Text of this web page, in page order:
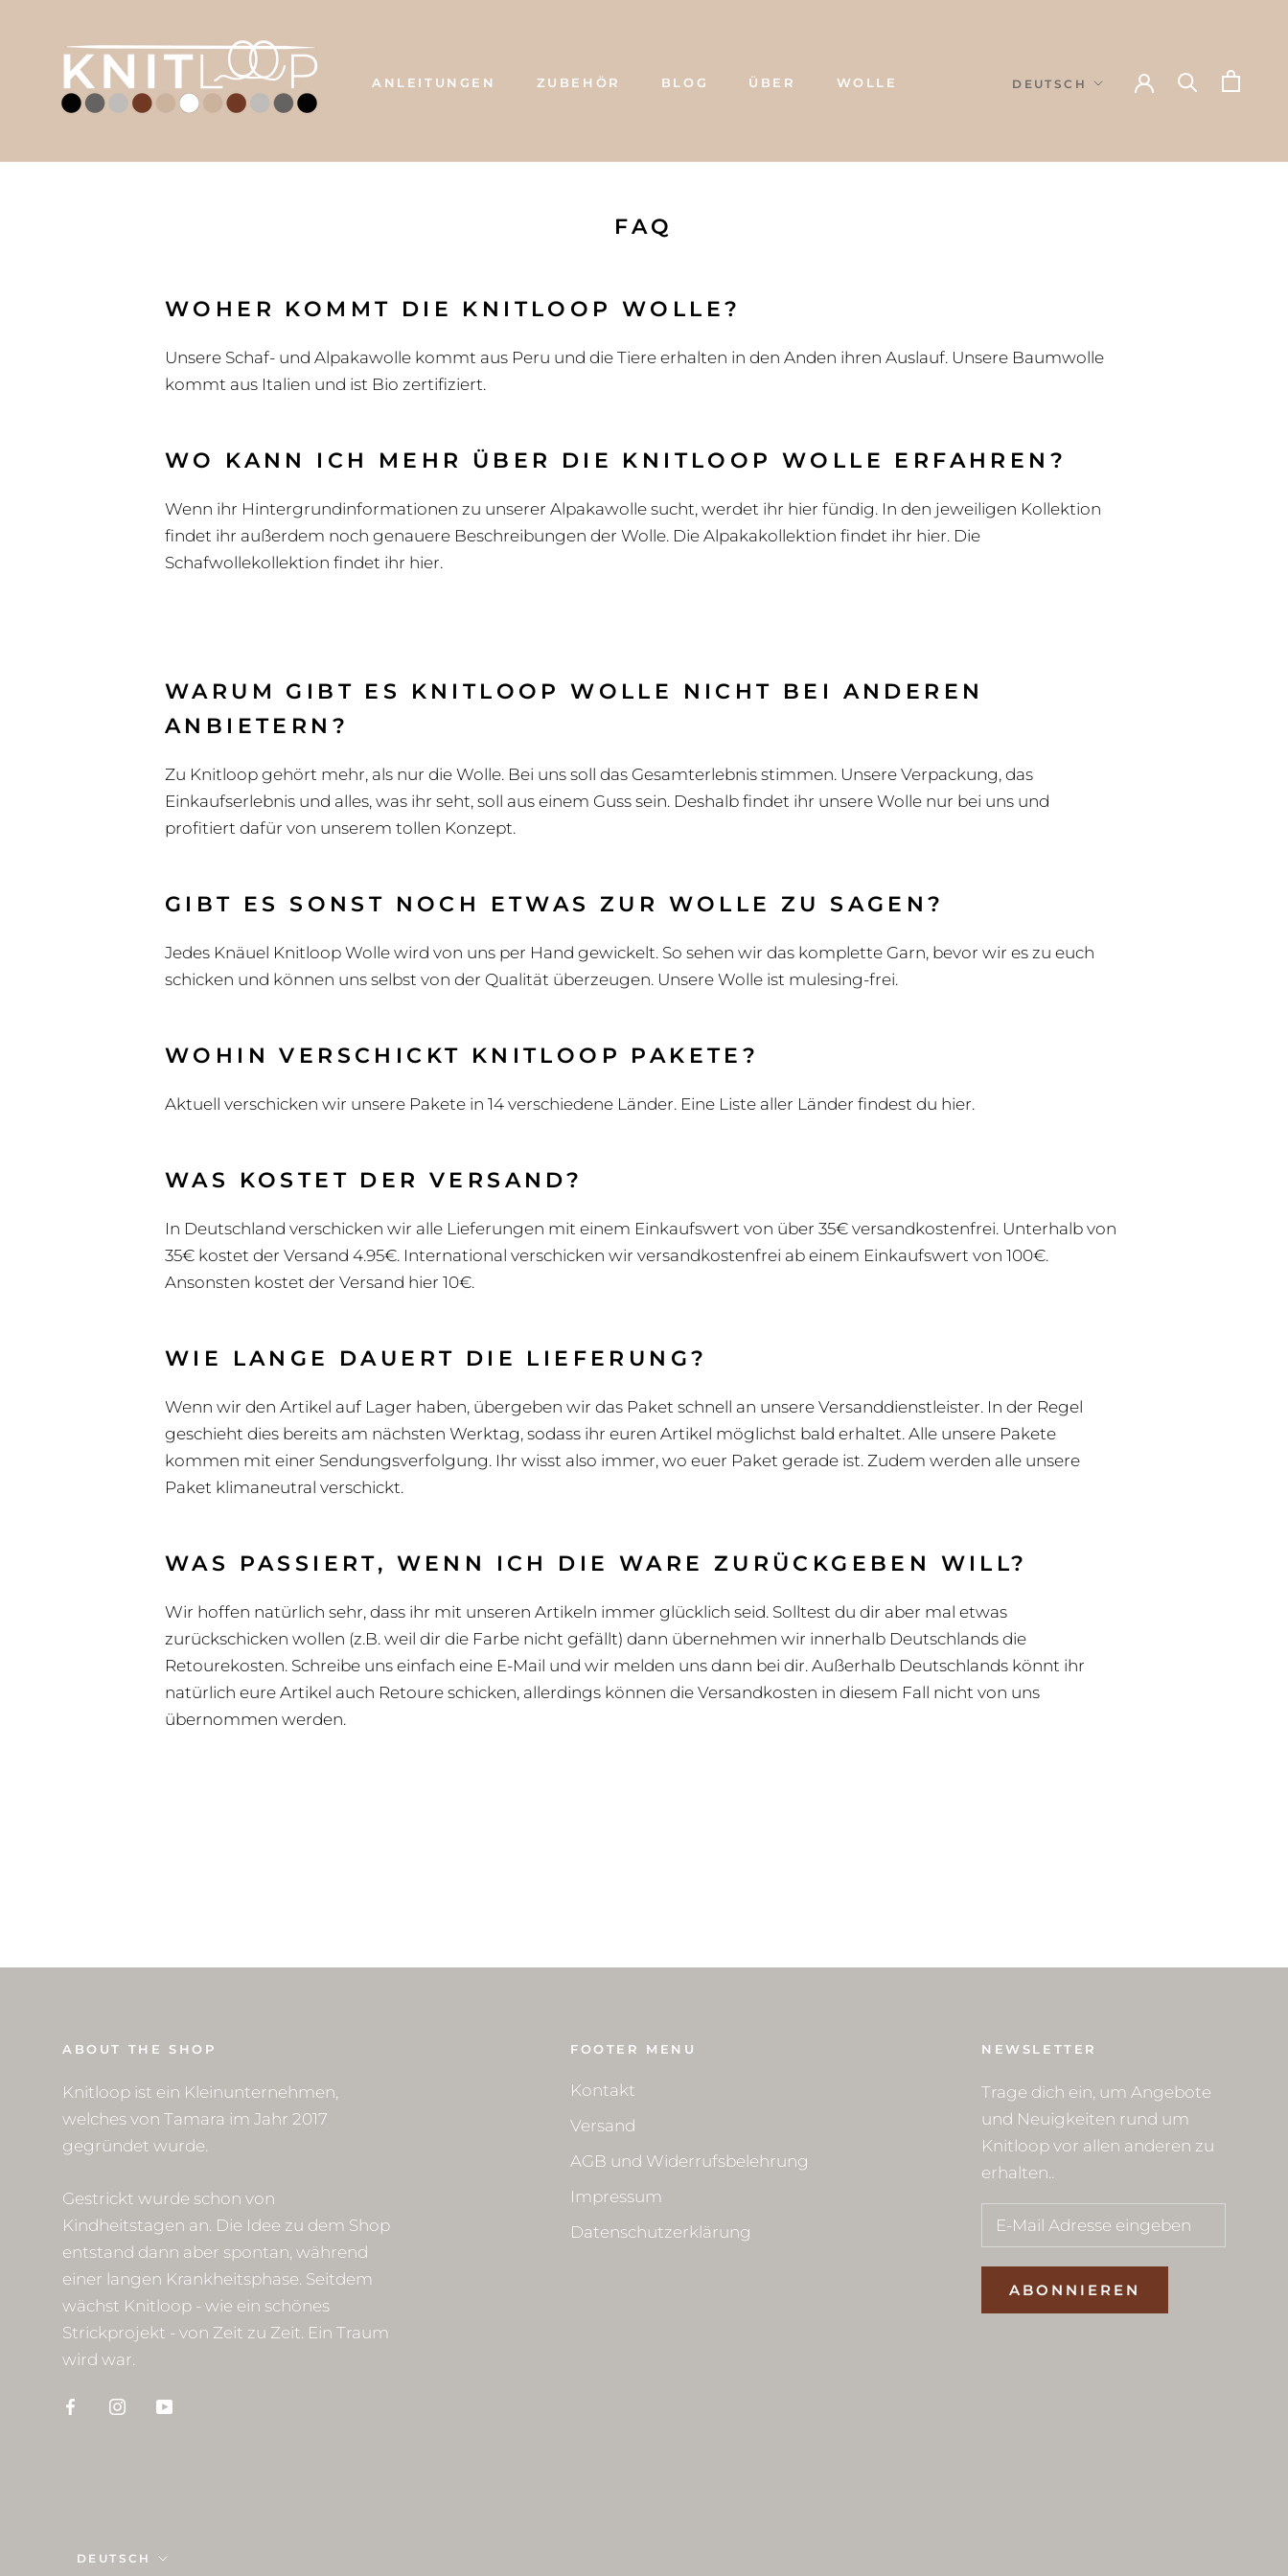
ANLEITUNGEN ZUBEHÖR BLOG ÜBER WOLLE Sprache
DEUTSCH
FAQ
WOHER KOMMT DIE KNITLOOP WOLLE?
Unsere Schaf- und Alpakawolle kommt aus Peru und die Tiere erhalten in den Anden ihren Auslauf. Unsere Baumwolle
kommt aus Italien und ist Bio zertifiziert.
WO KANN ICH MEHR ÜBER DIE KNITLOOP WOLLE ERFAHREN?
Wenn ihr Hintergrundinformationen zu unserer Alpakawolle sucht, werdet ihr hier fündig. In den jeweiligen Kollektion
findet ihr außerdem noch genauere Beschreibungen der Wolle. Die Alpakakollektion findet ihr hier. Die
Schafwollekollektion findet ihr hier.
WARUM GIBT ES KNITLOOP WOLLE NICHT BEI ANDEREN
ANBIETERN?
Zu Knitloop gehört mehr, als nur die Wolle. Bei uns soll das Gesamterlebnis stimmen. Unsere Verpackung, das
Einkaufserlebnis und alles, was ihr seht, soll aus einem Guss sein. Deshalb findet ihr unsere Wolle nur bei uns und
profitiert dafür von unserem tollen Konzept.
GIBT ES SONST NOCH ETWAS ZUR WOLLE ZU SAGEN?
Jedes Knäuel Knitloop Wolle wird von uns per Hand gewickelt. So sehen wir das komplette Garn, bevor wir es zu euch
schicken und können uns selbst von der Qualität überzeugen. Unsere Wolle ist mulesing-frei.
WOHIN VERSCHICKT KNITLOOP PAKETE?
Aktuell verschicken wir unsere Pakete in 14 verschiedene Länder. Eine Liste aller Länder findest du hier.
WAS KOSTET DER VERSAND?
In Deutschland verschicken wir alle Lieferungen mit einem Einkaufswert von über 35€ versandkostenfrei. Unterhalb von
35€ kostet der Versand 4.95€. International verschicken wir versandkostenfrei ab einem Einkaufswert von 100€.
Ansonsten kostet der Versand hier 10€.
WIE LANGE DAUERT DIE LIEFERUNG?
Wenn wir den Artikel auf Lager haben, übergeben wir das Paket schnell an unsere Versanddienstleister. In der Regel
geschieht dies bereits am nächsten Werktag, sodass ihr euren Artikel möglichst bald erhaltet. Alle unsere Pakete
kommen mit einer Sendungsverfolgung. Ihr wisst also immer, wo euer Paket gerade ist. Zudem werden alle unsere
Paket klimaneutral verschickt.
WAS PASSIERT, WENN ICH DIE WARE ZURÜCKGEBEN WILL?
Wir hoffen natürlich sehr, dass ihr mit unseren Artikeln immer glücklich seid. Solltest du dir aber mal etwas
zurückschicken wollen (z.B. weil dir die Farbe nicht gefällt) dann übernehmen wir innerhalb Deutschlands die
Retourekosten. Schreibe uns einfach eine E-Mail und wir melden uns dann bei dir. Außerhalb Deutschlands könnt ihr
natürlich eure Artikel auch Retoure schicken, allerdings können die Versandkosten in diesem Fall nicht von uns
übernommen werden.
ABOUT THE SHOP
Knitloop ist ein Kleinunternehmen,
welches von Tamara im Jahr 2017
gegründet wurde.
Gestrickt wurde schon von
Kindheitstagen an. Die Idee zu dem Shop
entstand dann aber spontan, während
einer langen Krankheitsphase. Seitdem
wächst Knitloop - wie ein schönes
Strickprojekt - von Zeit zu Zeit. Ein Traum
wird war.
FOOTER MENU
Kontakt
Versand
AGB und Widerrufsbelehrung
Impressum
Datenschutzerklärung
NEWSLETTER
Trage dich ein, um Angebote
und Neuigkeiten rund um
Knitloop vor allen anderen zu
erhalten..
ABONNIEREN
Sprache
DEUTSCH